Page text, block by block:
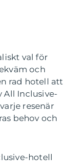
val för
och
rad hotell att
All Inclusive-
resenär
behov och
hotell